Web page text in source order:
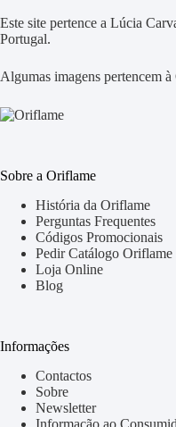
Este site pertence a Lúcia
Portugal.
Algumas imagens pertencem
Sobre a Oriflame
História da Oriflame
Perguntas Frequentes
Códigos Promocionais
Pedir Catálogo Oriflame
Loja Online
Blog
Informações
Contactos
Sobre
Newsletter
Informação ao